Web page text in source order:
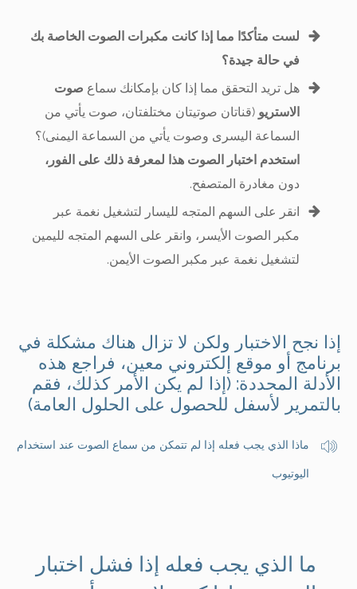
لست متأكدًا مما إذا كانت مكبرات الصوت الخاصة بك
في حالة جيدة؟
هل تريد التحقق مما إذا كان بإمكانك سماع صوت
الاستريو (قناتان صوتيتان مختلفتان، صوت يأتي من
السماعة اليسرى وصوت يأتي من السماعة اليمنى)؟
استخدم اختبار الصوت هذا لمعرفة ذلك على الفور،
دون مغادرة المتصفح.
انقر على السهم المتجه لليسار لتشغيل نغمة عبر
مكبر الصوت الأيسر، وانقر على السهم المتجه لليمين
لتشغيل نغمة عبر مكبر الصوت الأيمن.
إذا نجح الاختبار ولكن لا تزال هناك مشكلة في
برنامج أو موقع إلكتروني معين، فراجع هذه
الأدلة المحددة: (إذا لم يكن الأمر كذلك، فقم
بالتمرير لأسفل للحصول على الحلول العامة)
ماذا الذي يجب فعله إذا لم تتمكن من سماع الصوت عند استخدام
اليوتيوب
ما الذي يجب فعله إذا فشل اختبار